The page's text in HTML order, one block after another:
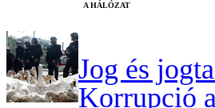
A HÁLÓZAT
Jog és
Korrupció